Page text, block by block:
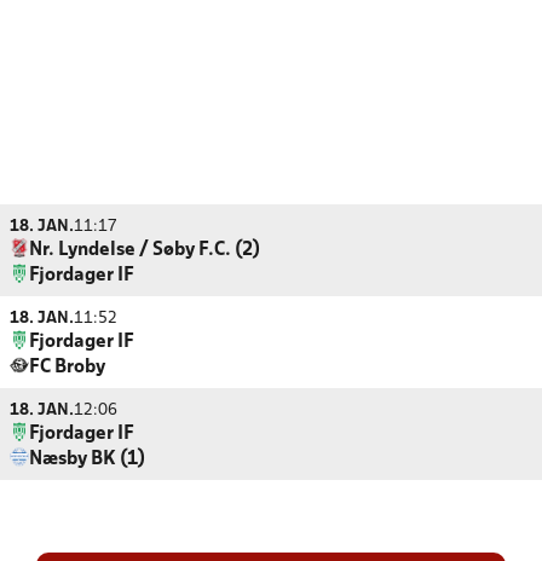
18. JAN.11:17
Nr. Lyndelse / Søby F.C. (2)
Fjordager IF
18. JAN.11:52
Fjordager IF
FC Broby
18. JAN.12:06
Fjordager IF
Næsby BK (1)